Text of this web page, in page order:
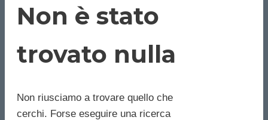
Non è stato
trovato nulla
Non riusciamo a trovare quello che
cerchi. Forse eseguire una ricerca